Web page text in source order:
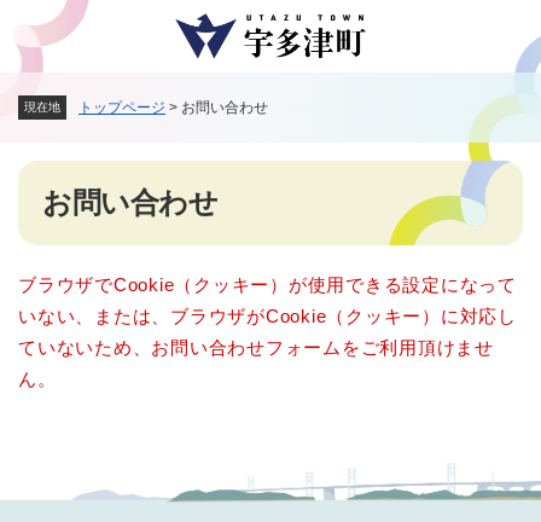
メニューを飛ばして本文へ
現在地 トップページ > お問い合わせ
本
お問い合わせ
ブラウザでCookie（クッキー）が使用できる設定になって
いない、または、ブラウザがCookie（クッキー）に対応し
ていないため、お問い合わせフォームをご利用頂けませ
ん。